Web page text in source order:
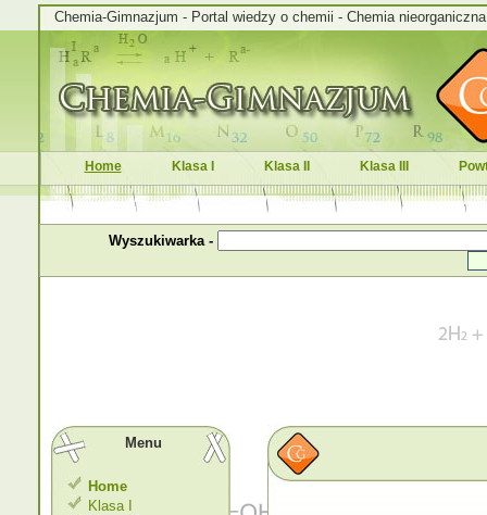
Chemia-Gimnazjum - Portal wiedzy o chemii - Chemia
Home Klasa I Klasa II Klasa III
Wyszukiwarka -
Menu
Home
Klasa I